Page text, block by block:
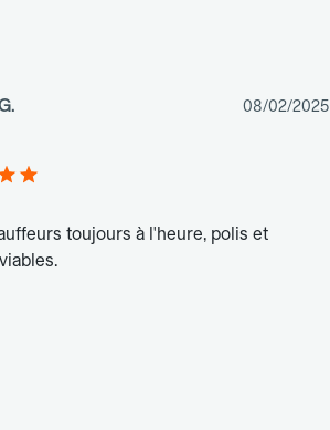
08/02/2025
toujours à l'heure, polis et